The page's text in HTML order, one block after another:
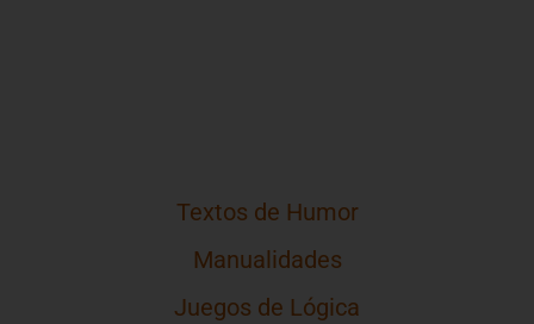
Textos de Humor
Manualidades
Juegos de Lógica